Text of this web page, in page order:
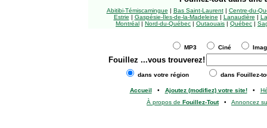
Abitibi-Témiscamingue | Bas Saint-Laurent| Centre-du-
Estrie | Gaspésie-Îles-de-la-Madeleine | Lanaudière |
Montréal | Nord-du-Québec | Outaouais | Québec |
MP3 Ciné
Fouillez ...vous trouverez!
dans votre région dans Fouillez-
Accueil • Ajoutez (modifiez) votre site!•
À propos de Fouillez-Tout• Annoncez